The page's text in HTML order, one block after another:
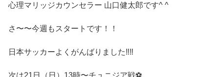
心理マリッジカウンセラー 山口健太郎です^ ^
さ〜〜今週もスタートです！！
日本サッカーよくがんばりました‼️‼️
次は21日（日）13時〜チュニジア戦⚽️